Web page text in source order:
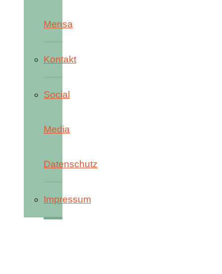
Mensa
Kontakt
Social
Media
Datenschutz
Impressum